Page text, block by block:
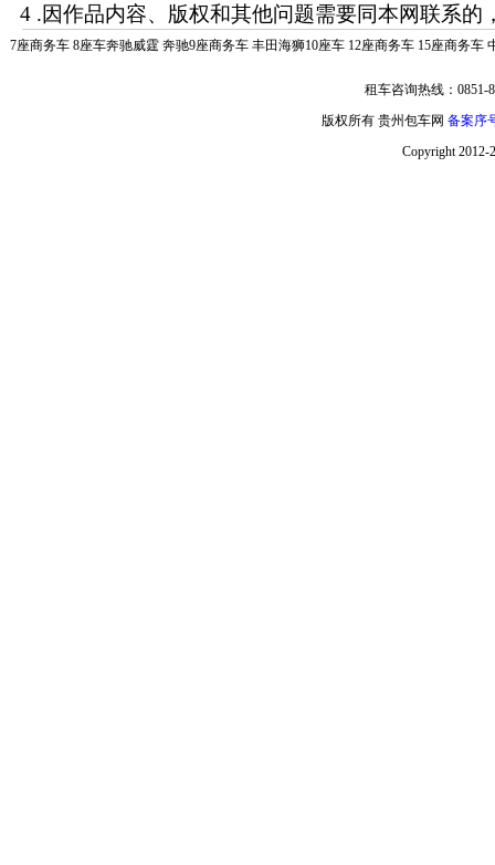
4 .因作品内容、版权和其他问题需要同本网联系的
7座商务车 8座车奔驰威霆 奔驰9座商务车 丰田海狮10座车 12座商务车 15座商务车
租车咨询热线：0851-
版权所有 贵州包车网 备案序
Copyright 2012-